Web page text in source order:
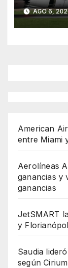
Cirium
AGO 6,
American
entre Miami
Aerolíneas
ganancias y
ganancias
JetSMART
y
Saudia
según Cirium